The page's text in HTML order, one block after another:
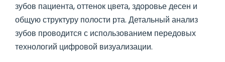
зубов пациента, оттенок цвета, здоровье десен и
общую структуру полости рта. Детальный анализ
зубов проводится с использованием передовых
технологий цифровой визуализации.